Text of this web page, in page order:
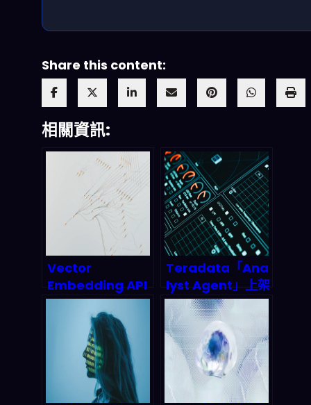
Share this content:
相關資訊:
Vector
Embedding API
市場大爆發：
2026 年語意向量
基礎設施為何成為
AI 產業的隱形冠
Teradata「Ana
lyst Agent」上架
Microsoft
Marketplace：
AI 分析到決策真的
能做到無痛串接
嗎？